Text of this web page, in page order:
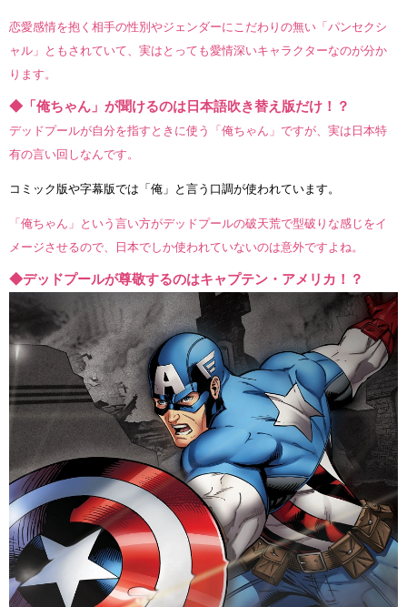
恋愛感情を抱く相手の性別やジェンダーにこだわりの無い「パンセクシ
ャル」ともされていて、実はとっても愛情深いキャラクターなのが分か
ります。
◆「俺ちゃん」が聞けるのは日本語吹き替え版だけ！？
デッドプールが自分を指すときに使う「俺ちゃん」ですが、実は日本特
有の言い回しなんです。
コミック版や字幕版では「俺」と言う口調が使われています。
「俺ちゃん」という言い方がデッドプールの破天荒で型破りな感じをイ
メージさせるので、日本でしか使われていないのは意外ですよね。
◆デッドプールが尊敬するのはキャプテン・アメリカ！？